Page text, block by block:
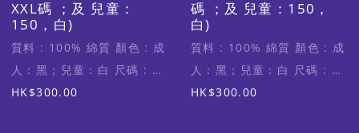
XXL碼 ；及 兒童：
150，白)
質料 : 100% 綿質 顏色 : 成
人：黑；兒童：白 尺碼 : 成
人XXL碼 (適合身高170-
HK$300.00
碼 ；及 兒童：150，
白)
質料 : 100% 綿質 顏色 : 成
人：黑；兒童：白 尺碼 : 成
人L碼 (適合身高160-
HK$300.00